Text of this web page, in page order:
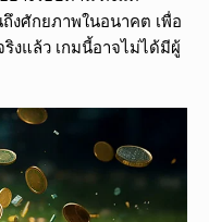
งศักยภาพในอนาคต เพื่อ
งแล้ว เกมนี้อาจไม่ได้มีผู้